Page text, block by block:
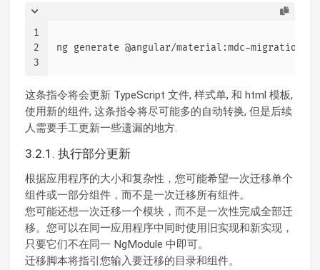
1
2
3
ng generate @angular/material:mdc-migration
这条指令将会更新 TypeScript 文件, 样式单, 和 html 模板,
使用新的组件, 这条指令将尽可能多的自动转换, 但是后续
人需要手工更新一些遗漏的地方.
3.2.1. 执行部分更新
根据应用程序的大小和复杂性，您可能希望一次迁移单个
组件或一部分组件，而不是一次迁移所有组件。
您可能还想一次迁移一个模块，而不是一次性完成全部迁
移。您可以在同一应用程序中同时使用旧实现和新实现，
只要它们不在同一 NgModule 中即可。
迁移脚本将指引您输入要迁移的目录和组件。